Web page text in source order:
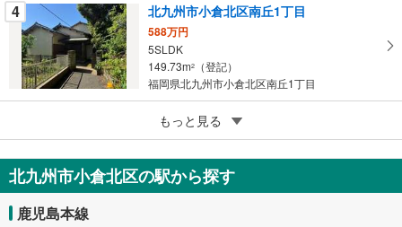
4 北九州市小倉北区南丘1丁目
588万円
5SLDK
149.73m2
（登記）
福岡県北九州市小倉北区南丘1丁目
北九州市小倉北区上富野4丁目
2,780万円
6SLDK
143.62m2（登記）
福岡県北九州市小倉北区上富野4丁目
もっと見る
北九州市小倉北区の駅から探す
鹿児島本線